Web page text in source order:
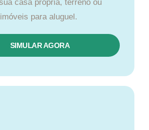
casa própria, terreno ou
para aluguel.
SIMULAR AGORA​